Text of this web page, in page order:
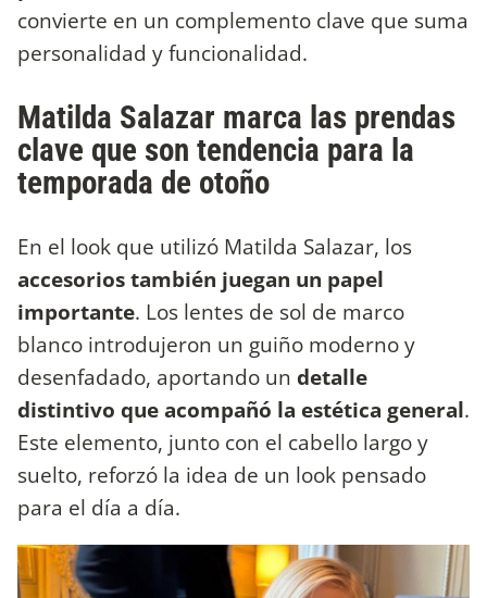
convierte en un complemento clave que suma
personalidad y funcionalidad.
Matilda Salazar marca las prendas
clave que son tendencia para la
temporada de otoño
En el look que utilizó Matilda Salazar, los
accesorios también juegan un papel
importante. Los lentes de sol de marco
blanco introdujeron un guiño moderno y
desenfadado, aportando un detalle
distintivo que acompañó la estética general.
Este elemento, junto con el cabello largo y
suelto, reforzó la idea de un look pensado
para el día a día.